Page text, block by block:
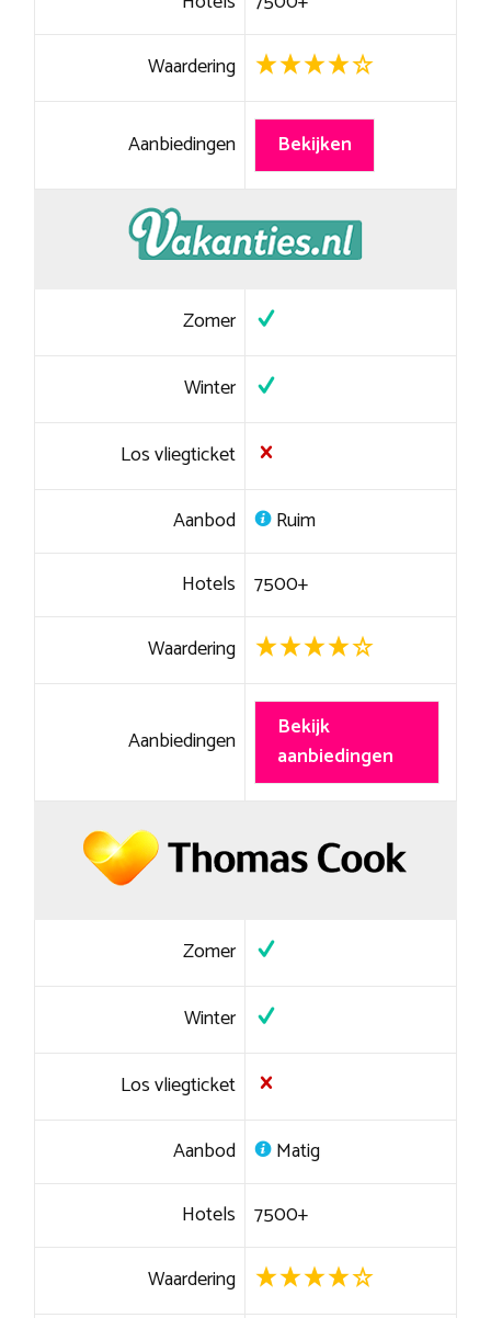
Waardering
Aanbiedingen Bekijken
Zomer
Winter
Los vliegticket
Aanbod
Ruim
Hotels 7500+
Waardering
Aanbiedingen
Bekijk
aanbiedingen
Zomer
Winter
Los vliegticket
Aanbod
Matig
Hotels 7500+
Waardering